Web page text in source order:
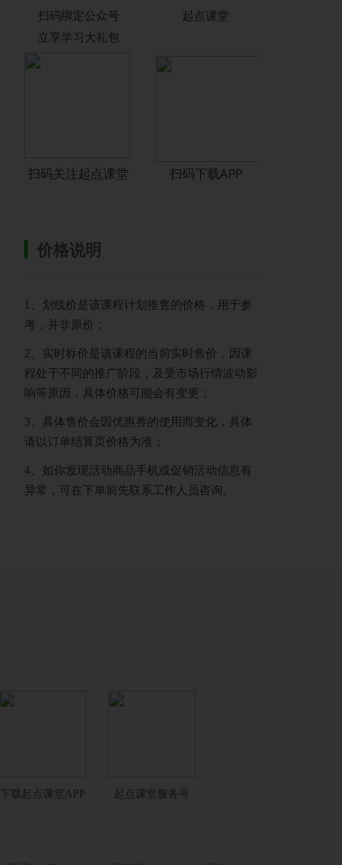
扫码绑定公众号
立享学习大礼包
扫码关注起点课堂
起点课堂
扫码下载APP
价格说明
1、划线价是该课程计划推售的价格，用于参
考，并非原价；
2、实时标价是该课程的当前实时售价，因课
程处于不同的推广阶段，及受市场行情波动影
响等原因，具体价格可能会有变更；
3、具体售价会因优惠券的使用而变化，具体
请以订单结算页价格为准；
4、如你发现活动商品手机或促销活动信息有
异常，可在下单前先联系工作人员咨询。
下载起点课堂APP 起点课堂服务号